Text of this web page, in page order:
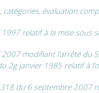
catégories, évaluation
relatif à la mise sous
modifiant l’arrêté du
2g janvier 1985 relatif à
du 6 septembre 2007